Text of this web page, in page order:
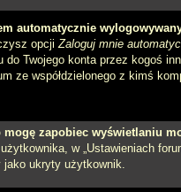
automatycznie
opcjiZaloguj mnie
do Twojego konta przez kogoś
ze współdzielonego z kimś
mogę zapobiec wyświetlaniu
w „Ustawieniach
jako ukryty użytkownik.